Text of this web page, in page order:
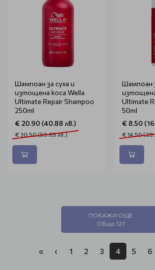
Шампоан за суха и
изтощена коса Wella
Ultimate Repair Shampoo
250ml
€ 20.90 (40.88 лв.)
€ 30.50 (59.65 лв.)
Шампоан
Ultimate
50ml
€ 8.50
€ 14.50
ПОКАЖИ ОЩЕ
Общо 127
« ‹ 1 2 3 4 5 6